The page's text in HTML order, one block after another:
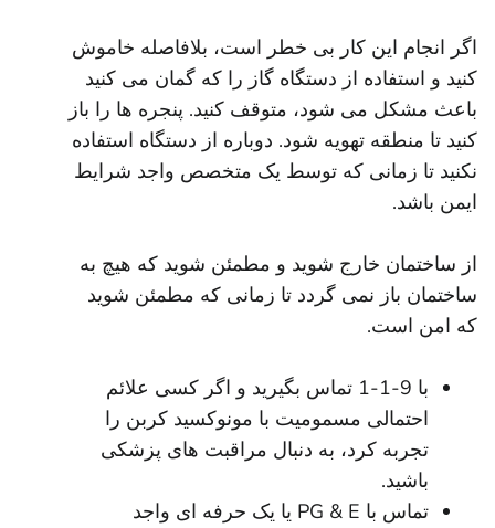
اگر انجام این کار بی خطر است، بلافاصله خاموش
کنید و استفاده از دستگاه گاز را که گمان می کنید
باعث مشکل می شود، متوقف کنید. پنجره ها را باز
کنید تا منطقه تهویه شود. دوباره از دستگاه استفاده
نکنید تا زمانی که توسط یک متخصص واجد شرایط
ایمن باشد.
از ساختمان خارج شوید و مطمئن شوید که هیچ به
ساختمان باز نمی گردد تا زمانی که مطمئن شوید
که امن است.
با 9-1-1 تماس بگیرید و اگر کسی علائم
احتمالی مسمومیت با مونوکسید کربن را
تجربه کرد، به دنبال مراقبت های پزشکی
باشید.
تماس با PG & E یا یک حرفه ای واجد